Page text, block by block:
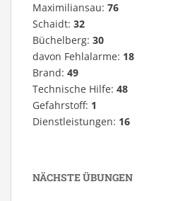
Maximiliansau: 76
Schaidt: 32
Büchelberg: 30
davon Fehlalarme: 18
Brand: 49
Technische Hilfe: 48
Gefahrstoff: 1
Dienstleistungen: 16
NÄCHSTE ÜBUNGEN